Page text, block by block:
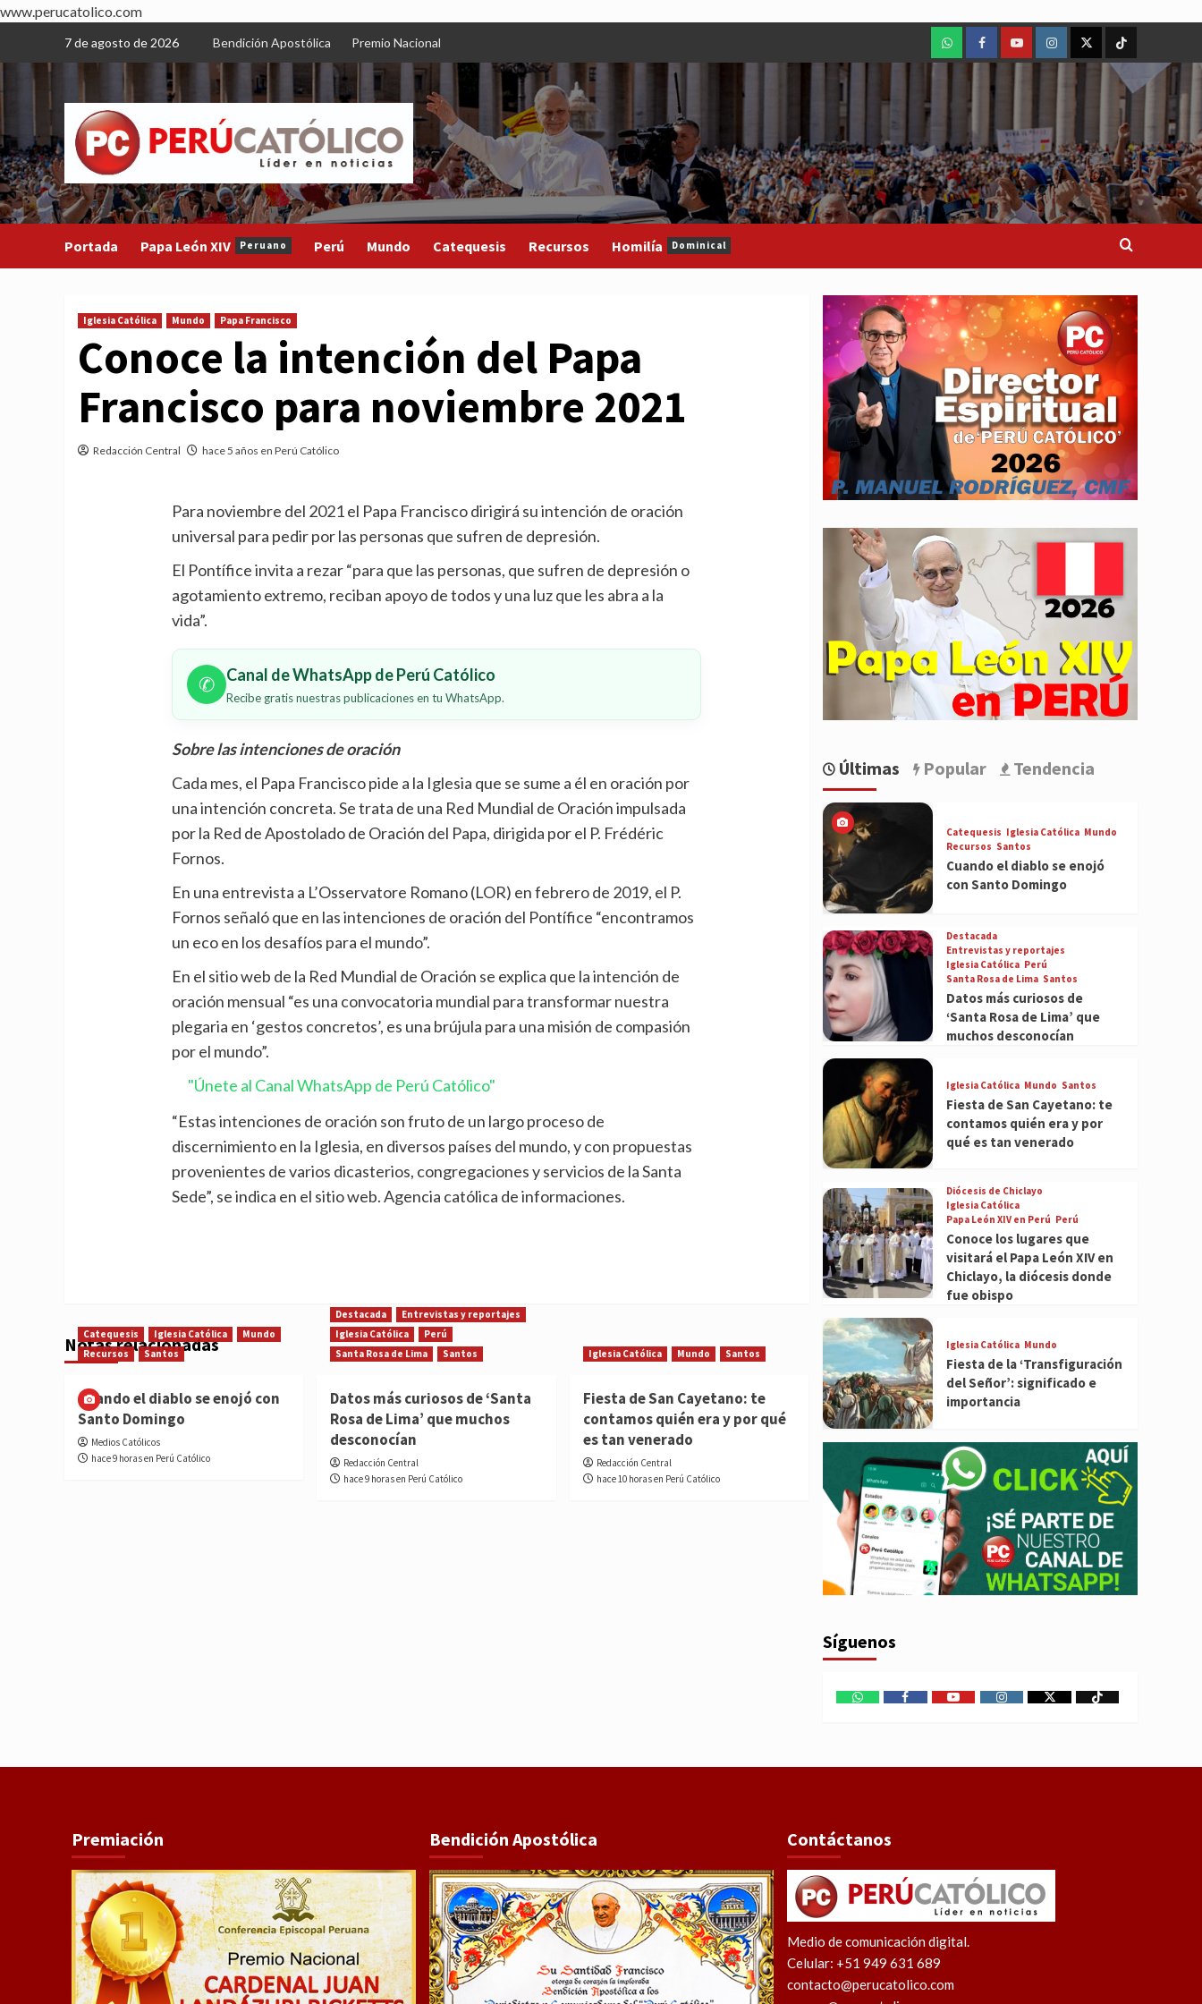
www.perucatolico.com
content
7 de agosto de 2026 Bendición Apostólica Premio Nacional
WhatsAppFacebookYoutubeInstagram
X TikTok
Portada Papa León XIV Peruano Perú Mundo Catequesis Recursos Homilía Dominical
Iglesia Católica Mundo Papa Francisco
Conoce la intención del Papa
Francisco para noviembre 2021
Redacción Central hace 5 años en Perú Católico
Para noviembre del 2021 el Papa Francisco dirigirá su intención de oración
universal para pedir por las personas que sufren de depresión.
El Pontífice invita a rezar “para que las personas, que sufren de depresión o
agotamiento extremo, reciban apoyo de todos y una luz que les abra a la
vida”.
✆ Canal de WhatsApp de Perú Católico
Recibe gratis nuestras publicaciones en tu WhatsApp.
Sobre las intenciones de oración
Cada mes, el Papa Francisco pide a la Iglesia que se sume a él en oración por
una intención concreta. Se trata de una Red Mundial de Oración impulsada
por la Red de Apostolado de Oración del Papa, dirigida por el P. Frédéric
Fornos.
En una entrevista a L’Osservatore Romano (LOR) en febrero de 2019, el P.
Fornos señaló que en las intenciones de oración del Pontífice “encontramos
un eco en los desafíos para el mundo”.
En el sitio web de la Red Mundial de Oración se explica que la intención de
oración mensual “es una convocatoria mundial para transformar nuestra
plegaria en ‘gestos concretos’, es una brújula para una misión de compasión
por el mundo”.
"Únete al Canal WhatsApp de Perú Católico"
“Estas intenciones de oración son fruto de un largo proceso de
discernimiento en la Iglesia, en diversos países del mundo, y con propuestas
provenientes de varios dicasterios, congregaciones y servicios de la Santa
Sede”, se indica en el sitio web. Agencia católica de informaciones.
Notas relacionadas
Catequesis Iglesia Católica
Mundo
Recursos
Santos
Cuando el diablo se enojó con
Santo Domingo
Medios Católicos
hace 9 horas en Perú Católico
Destacada
Entrevistas y reportajes
Iglesia Católica
Perú
Santa Rosa de Lima
Santos
Datos más curiosos de ‘Santa
Rosa de Lima’ que muchos
desconocían
Redacción Central
hace 9 horas en Perú Católico
Iglesia Católica Mundo Santos
Fiesta de San Cayetano: te
contamos quién era y por qué
es tan venerado
Redacción Central
hace 10 horas en Perú Católico
Últimas Popular Tendencia
Catequesis Iglesia Católica Mundo
Recursos Santos
Cuando el diablo se enojó
con Santo Domingo
Destacada
Entrevistas y reportajes
Iglesia Católica Perú
Santa Rosa de Lima Santos
Datos más curiosos de
‘Santa Rosa de Lima’ que
muchos desconocían
Iglesia Católica Mundo Santos
Fiesta de San Cayetano: te
contamos quién era y por
qué es tan venerado
Diócesis de Chiclayo
Iglesia Católica
Papa León XIV en Perú Perú
Conoce los lugares que
visitará el Papa León XIV en
Chiclayo, la diócesis donde
fue obispo
Iglesia Católica Mundo
Fiesta de la ‘Transfiguración
del Señor’: significado e
importancia
Síguenos
WhatsAppFacebookYoutubeInstagram
X TikTok
Premiación Bendición Apostólica Contáctanos
Medio de comunicación digital.
Celular: +51 949 631 689
contacto@perucatolico.com